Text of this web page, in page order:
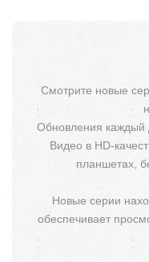
Смотрите новые
Обновления каждый
Видео в HD-
планшетах,
Новые серии
обеспечивает